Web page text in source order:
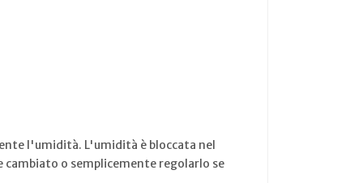
l'umidità. L'umidità è bloccata nel
cambiato o semplicemente regolarlo se